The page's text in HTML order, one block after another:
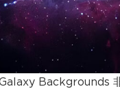
Backgrounds